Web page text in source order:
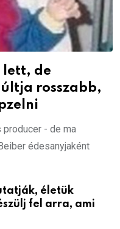
lett, de
rosszabb,
- de ma
édesanyjaként
életük
fel arra, ami